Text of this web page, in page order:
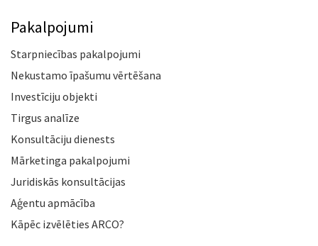
Pakalpojumi
Starpniecības pakalpojumi
Nekustamo īpašumu vērtēšana
Investīciju objekti
Tirgus analīze
Konsultāciju dienests
Mārketinga pakalpojumi
Juridiskās konsultācijas
Aģentu apmācība
Kāpēc izvēlēties ARCO?